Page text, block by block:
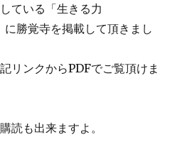
te
re
st
ている「生きる力
勝覚寺を掲載して頂きまし
リンクからPDFでご覧頂けま
読も出来ますよ。